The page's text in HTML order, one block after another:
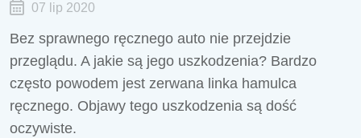
07 lip 2020
Bez sprawnego ręcznego auto nie przejdzie
przeglądu. A jakie są jego uszkodzenia? Bardzo
często powodem jest zerwana linka hamulca
ręcznego. Objawy tego uszkodzenia są dość
oczywiste.